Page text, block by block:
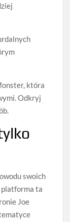
która
Odkryj
swoich
platforma ta
Joe